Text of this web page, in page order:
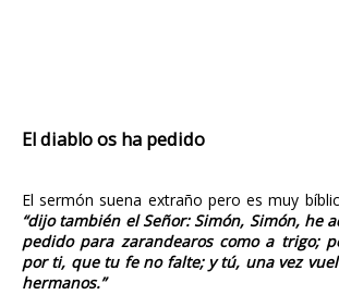
El diablo os ha pedido
El sermón suena extraño pero es muy
“dijo también el Señor: Simón, Simón, he
pedido para zarandearos como a trigo;
por ti, que tu fe no falte; y tú, una vez
hermanos.”